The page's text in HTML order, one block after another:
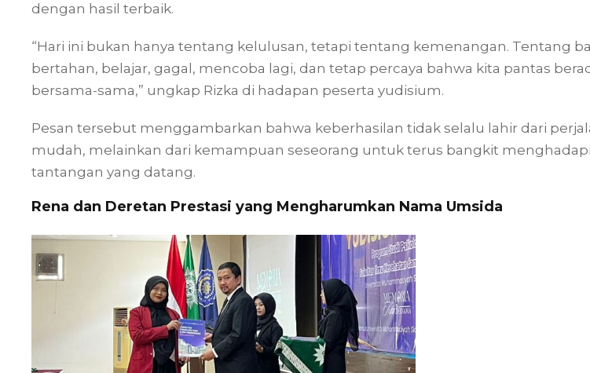
dengan hasil terbaik.
“Hari ini bukan hanya tentang kelulusan, tetapi tentang kemenangan. Tentang
bertahan, belajar, gagal, mencoba lagi, dan tetap percaya bahwa kita pantas
bersama-sama,” ungkap Rizka di hadapan peserta yudisium.
Pesan tersebut menggambarkan bahwa keberhasilan tidak selalu lahir dari
mudah, melainkan dari kemampuan seseorang untuk terus bangkit
tantangan yang datang.
Rena dan Deretan Prestasi yang Mengharumkan Nama Umsida